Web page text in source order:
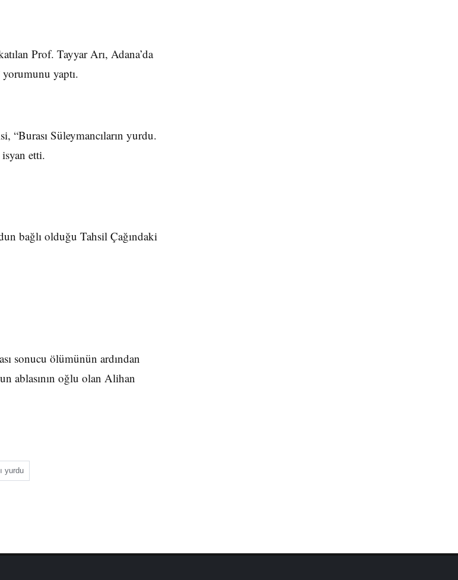
Prof. Tayyar Arı, Adana’da
yaptı.
“Burası Süleymancıların yurdu.
etti.
bağlı olduğu Tahsil Çağındaki
sonucu ölümünün ardından
ablasının oğlu olan Alihan
yurdu